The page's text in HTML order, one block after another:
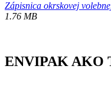
Zápisnica okrskovej
1.76 MB
ENVIPAK AKO